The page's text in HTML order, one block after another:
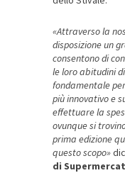
«Attraverso la
disposizione un
consentono di
le loro abitudini
fondamentale
più innovativo e
effettuare la
ovunque si
prima edizione
questo scopo»
di